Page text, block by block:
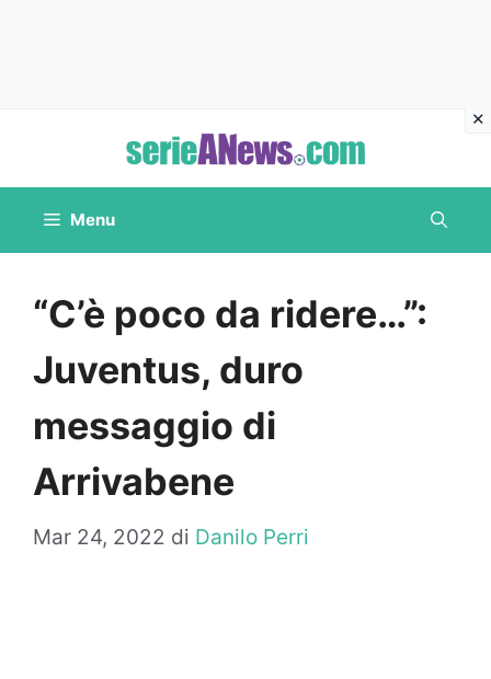
contenuto
Menu
“C’è poco da ridere…”:
Juventus, duro
messaggio di
Arrivabene
Mar 24, 2022 di Danilo Perri